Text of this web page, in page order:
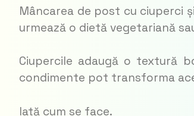
Mâncarea de post cu ciuperci
urmează o dietă vegetariană
Ciupercile adaugă o textură
condimente pot transforma
Iată cum se face.